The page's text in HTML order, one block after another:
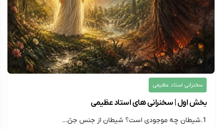
سخنرانی استاد عظیمی
بخش اول | سخنرانی های استاد عظیمی
1.شیطان چه موجودی است؟ شیطان از جنس جنّ…